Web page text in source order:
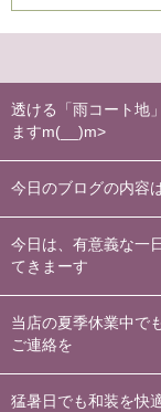
透ける「雨コート地
ますm(__)m>
今日のブログの内容
今日は、有意義な一
てきまーす
当店の夏季休業中で
ご連絡を
猛暑日でも和装を快